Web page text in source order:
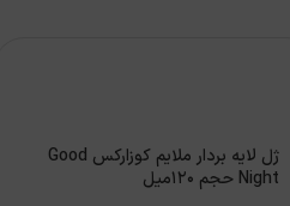
ژل لایه بردار ملایم کوزارکس Good
Night حجم 120میل